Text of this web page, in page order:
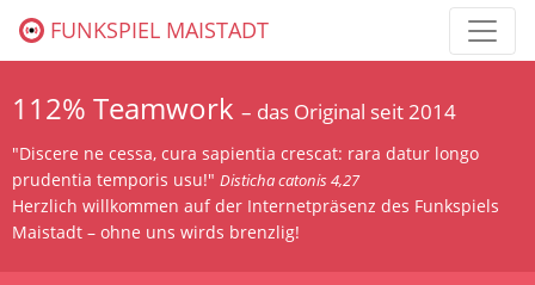
FUNKSPIEL MAISTADT
112% Teamwork – das Original seit 2014
"Discere ne cessa, cura sapientia crescat: rara datur longo
prudentia temporis usu!" Disticha catonis 4,27
Herzlich willkommen auf der Internetpräsenz des Funkspiels
Maistadt – ohne uns wirds brenzlig!